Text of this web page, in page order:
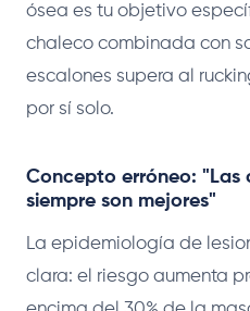
ósea es tu objetivo
chaleco combinada con
escalones supera al
por sí solo.
Concepto erróneo: "Las
siempre son mejores"
La epidemiología de
clara: el riesgo aumenta